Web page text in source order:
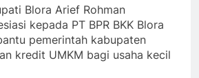
Blora Arief Rohman
kepada PT BPR BKK Blora
pemerintah kabupaten
kredit UMKM bagi usaha kecil